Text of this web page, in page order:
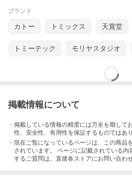
ブランド
カトー トミックス 天賞堂
トミーテック モリヤスタジオ
掲載情報について
・掲載している情報の精度には万全を期して
性、安全性、有用性を保証するものではあ
・現在ご覧になっているページは、この商品
されています。 ページに記載されている内
するご質問は、直接各ストアにお問い合わ